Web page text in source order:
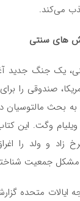
می‌کند.
های سنتی
صندوقی را
به بحث
و ولد را
جمعیت
امور خارجه ایالات